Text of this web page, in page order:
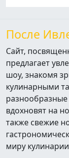
После
Сайт,
предлагает
шоу, знакомя
кулинарными
вдохновят на
также свежие
миру